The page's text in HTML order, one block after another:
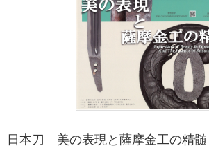
日本刀 美の表現と薩摩金工の精髄